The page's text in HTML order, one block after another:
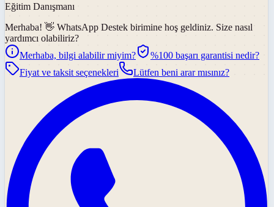
Eğitim Danışmanı
Merhaba! 👋 WhatsApp Destek birimine hoş geldiniz. Size nasıl
yardımcı olabiliriz?
Merhaba, bilgi alabilir miyim?
%100 başarı garantisi nedir?
Fiyat ve taksit seçenekleri
Lütfen beni arar mısınız?